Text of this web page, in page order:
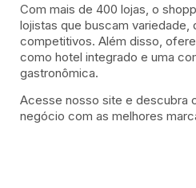
Com mais de 400 lojas, o
lojistas que buscam variedade,
competitivos. Além disso,
como hotel integrado e uma
gastronômica.
Acesse nosso site e descubra
negócio com as melhores